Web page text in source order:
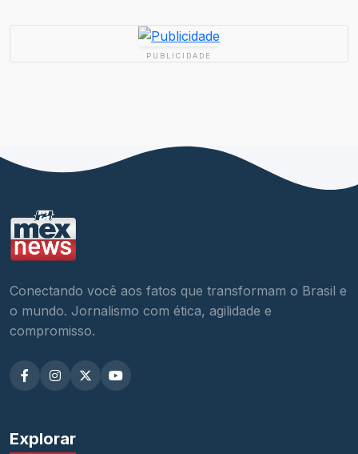
PUBLICIDADE
Conectando você aos fatos que transformam o Brasil e
o mundo. Jornalismo com ética, agilidade e
compromisso.
Explorar